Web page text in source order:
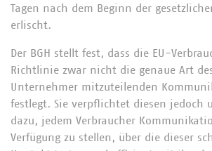
Tagen nach dem Beginn der
erlischt.
Der BGH stellt fest, dass die EU-
Richtlinie zwar nicht die genaue Art
Unternehmer mitzuteilenden
festlegt. Sie verpflichtet diesen jedoch
dazu, jedem Verbraucher
Verfügung zu stellen, über die dieser